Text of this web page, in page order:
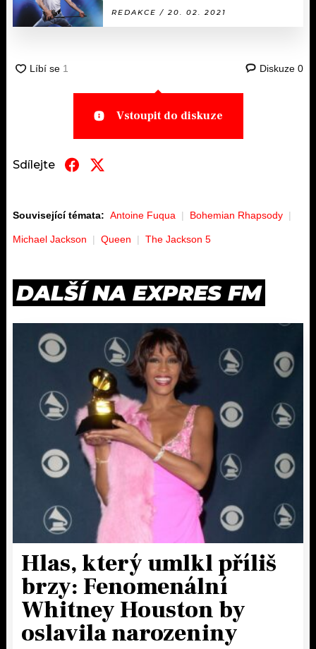
REDAKCE / 20. 02. 2021
Diskuze 0
Vstoupit do diskuze
Sdílejte
Související témata: Antoine Fuqua Bohemian Rhapsody
Michael Jackson Queen The Jackson 5
DALŠÍ NA EXPRES FM
Hlas, který umlkl příliš
brzy: Fenomenální
Whitney Houston by
oslavila narozeniny